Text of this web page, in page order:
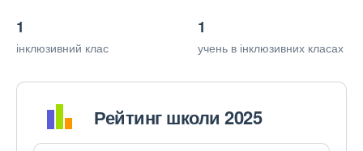
1
інклюзивний клас
1
учень в інклюзивних класах
Рейтинг школи 2025